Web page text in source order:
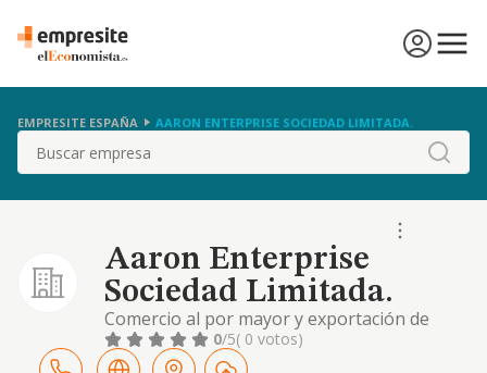
EMPRESITE ESPAÑA AARON ENTERPRISE SOCIEDAD LIMITADA.
Buscar
Aaron Enterprise
Sociedad Limitada.
Comercio al por mayor y exportación de
toda clase de mercancías, así como las
actividades de intermediación en el comercio
0/5( 0 votos)